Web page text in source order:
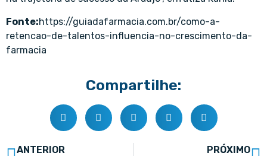
Fonte:https://guiadafarmacia.com.br/como-a-
retencao-de-talentos-influencia-no-crescimento-da-
farmacia
Compartilhe:
ANTERIOR PRÓXIMO